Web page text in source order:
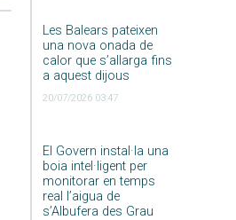
Les Balears pateixen
una nova onada de
calor que s’allarga fins
a aquest dijous
20/07/2026 03:47
El Govern instal·la una
boia intel·ligent per
monitorar en temps
real l’aigua de
s’Albufera des Grau